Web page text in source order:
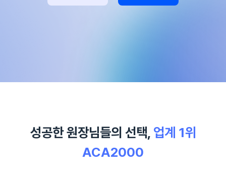
성공한 원장님들의 선택, 업계 1위
ACA2000